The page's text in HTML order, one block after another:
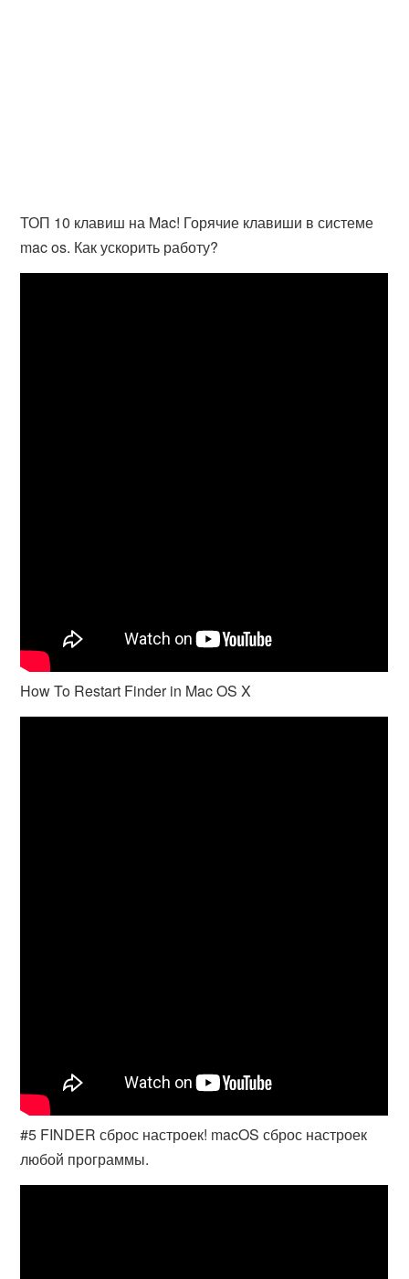
ТОП 10 клавиш на Mac! Горячие клавиши в системе
mac os. Как ускорить работу?
How To Restart Finder in Mac OS X
#5 FINDER сброс настроек! macOS сброс настроек
любой программы.